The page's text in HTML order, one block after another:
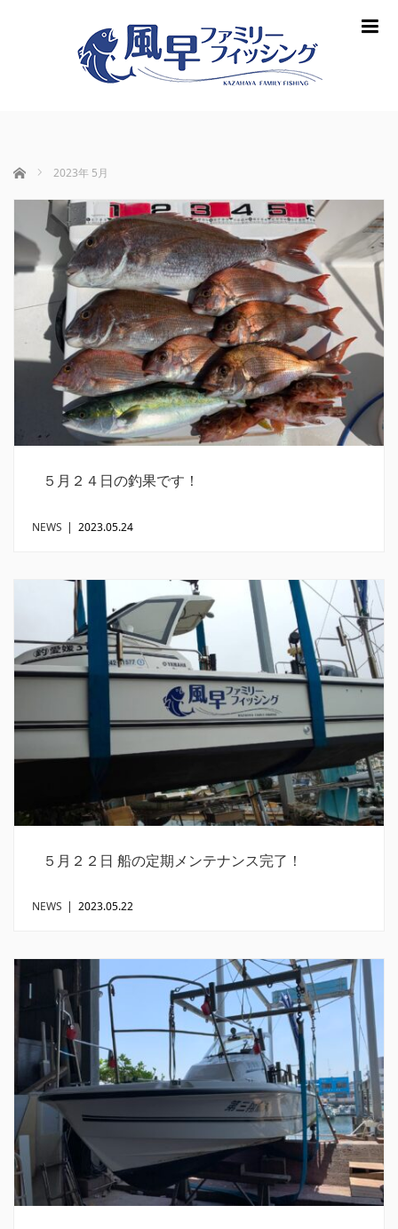
ホーム 2023年 5月
５月２４日の釣果です！
NEWS | 2023.05.24
５月２２日 船の定期メンテナンス完了！
NEWS | 2023.05.22